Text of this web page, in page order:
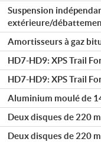
Suspension
extérieure/
Amortisseurs à gaz
HD7-HD9: XPS Trail
HD7-HD9: XPS Trail
Aluminium moulé de
Deux disques de 220
Deux disques de 220